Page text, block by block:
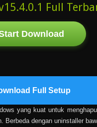
Full
Download
Full Setup
yang kuat untuk
dengan uninstaller